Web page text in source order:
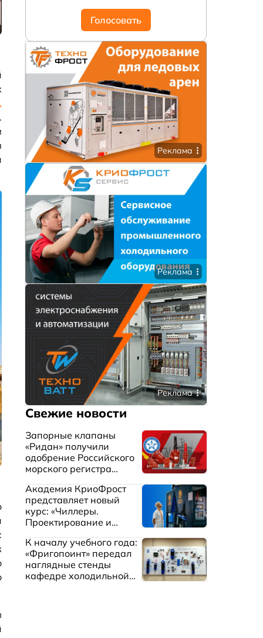
Голосовать
Реклама
Реклама
Реклама
Свежие новости
Запорные клапаны
«Ридан» получили
одобрение Российского
морского регистра
Академия КриоФрост
представляет новый
курс: «Чиллеры.
Проектирование и
охлаждения жидкостей»
К началу учебного года:
«Фригопоинт» передал
наглядные стенды
кафедре холодильной